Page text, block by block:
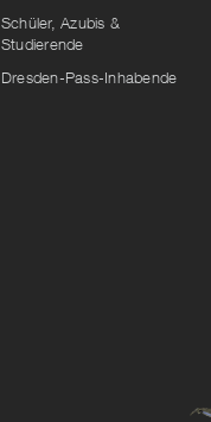
Schüler, Azubis &
Studierende
Dresden-Pass-Inhabende